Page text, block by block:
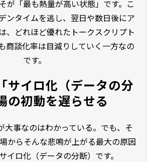
が「最も熱量が高い状態」です。こ
ンタイムを逃し、翌日や数日後にア
、どれほど優れたトークスクリプト
商談化率は目減りしていく一方なの
です。
サイロ化（データの分
の初動を遅らせる
大事なのはわかっている。でも、そ
からそんな悲鳴が上がる最大の原因
イロ化（データの分断）です。